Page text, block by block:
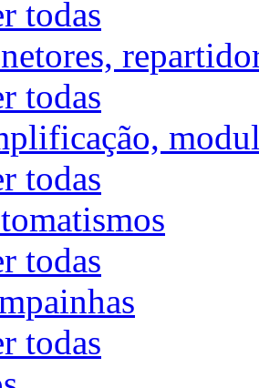
todas
todas
todas
todas
todas